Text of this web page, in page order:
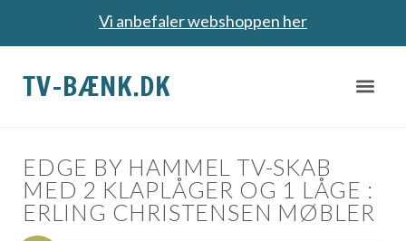
Vi anbefaler webshoppen her
TV-BÆNK.DK
EDGE BY HAMMEL TV-SKAB
MED 2 KLAPLÅGER OG 1 LÅGE :
ERLING CHRISTENSEN MØBLER